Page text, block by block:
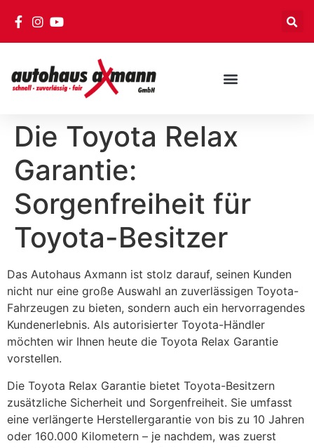
Die Toyota Relax
Garantie:
Sorgenfreiheit für
Toyota-Besitzer
Das Autohaus Axmann ist stolz darauf, seinen Kunden
nicht nur eine große Auswahl an zuverlässigen Toyota-
Fahrzeugen zu bieten, sondern auch ein hervorragendes
Kundenerlebnis. Als autorisierter Toyota-Händler
möchten wir Ihnen heute die Toyota Relax Garantie
vorstellen.
Die Toyota Relax Garantie bietet Toyota-Besitzern
zusätzliche Sicherheit und Sorgenfreiheit. Sie umfasst
eine verlängerte Herstellergarantie von bis zu 10 Jahren
oder 160.000 Kilometern – je nachdem, was zuerst